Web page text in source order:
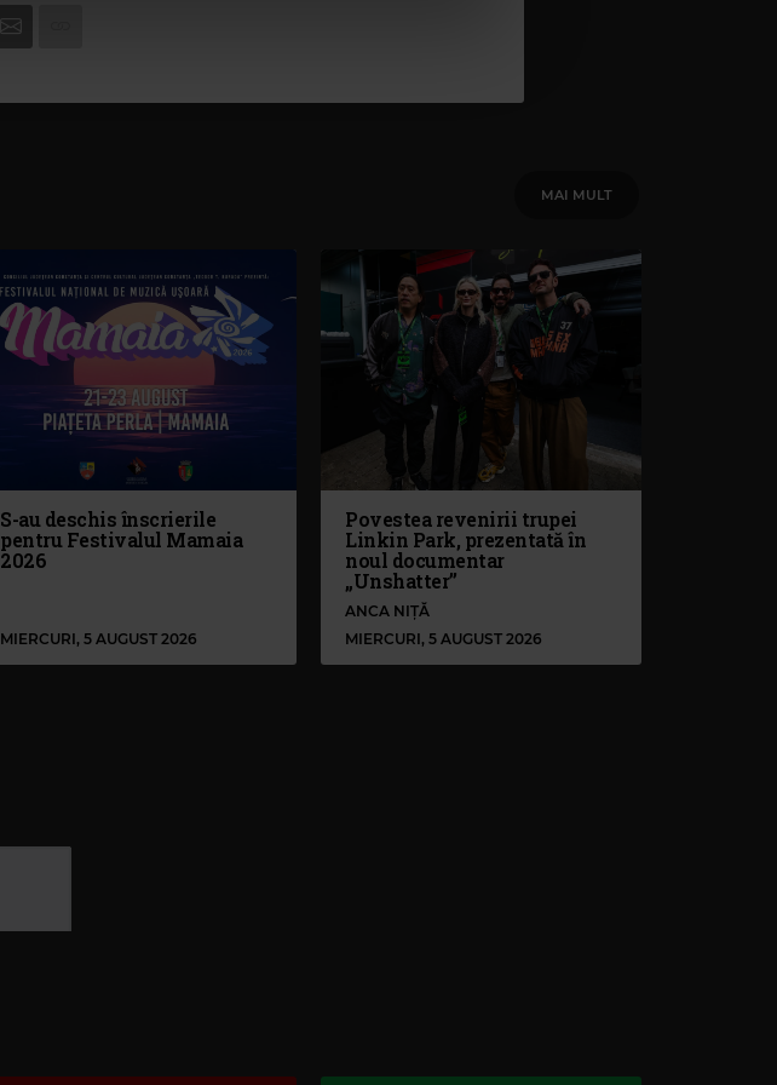
MAI MULT
S-au deschis înscrierile
pentru Festivalul Mamaia
2026
MIERCURI, 5 AUGUST 2026
Povestea revenirii trupei
Linkin Park, prezentată în
noul documentar
„Unshatter”
ANCA NIȚĂ
MIERCURI, 5 AUGUST 2026